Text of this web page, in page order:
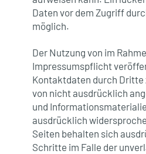
Daten vor dem Zugriff
möglich.
Der Nutzung von im
Impressumspflicht
Kontaktdaten durch Dritte
von nicht ausdrücklich
und
ausdrücklich
Seiten behalten sich
Schritte im Falle der